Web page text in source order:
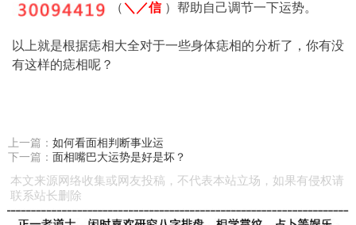
（ ＼／信 ）帮助自己调节一下运势。
以上就是根据痣相大全对于一些身体痣相的分析了，你有没
有这样的痣相呢？
上一篇： 如何看面相判断事业运
下一篇： 面相嘴巴大运势是好是坏？
本文来源网络收集或网友投稿，不代表本站立场，如果有侵权请
联系站长删除